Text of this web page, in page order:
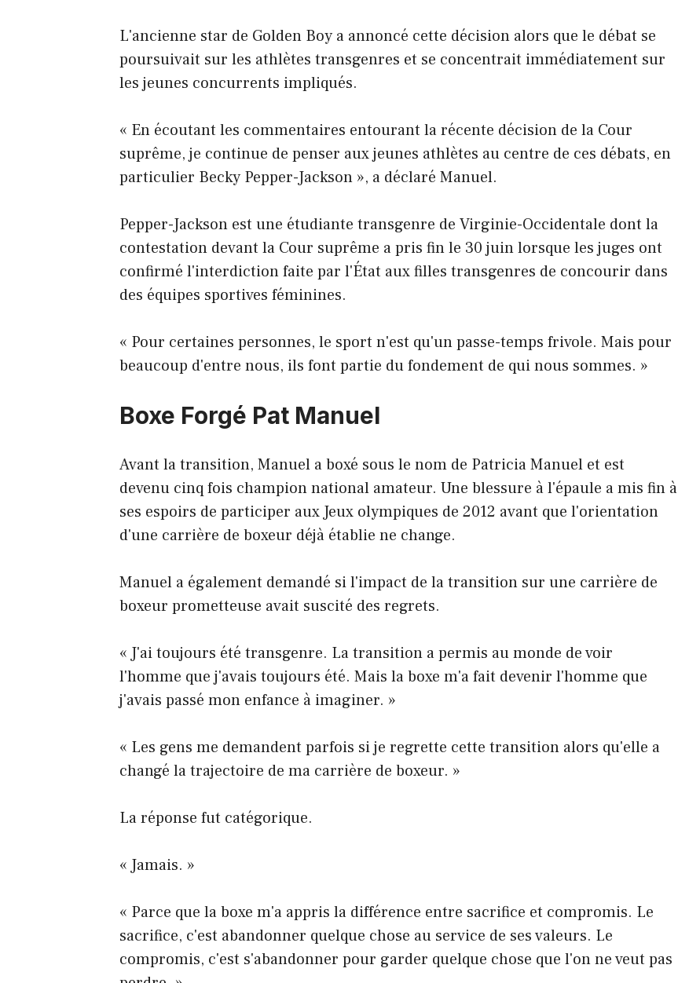
L'ancienne star de Golden Boy a annoncé cette décision alors que le débat se
poursuivait sur les athlètes transgenres et se concentrait immédiatement sur
les jeunes concurrents impliqués.
« En écoutant les commentaires entourant la récente décision de la Cour
suprême, je continue de penser aux jeunes athlètes au centre de ces débats, en
particulier Becky Pepper-Jackson », a déclaré Manuel.
Pepper-Jackson est une étudiante transgenre de Virginie-Occidentale dont la
contestation devant la Cour suprême a pris fin le 30 juin lorsque les juges ont
confirmé l'interdiction faite par l'État aux filles transgenres de concourir dans
des équipes sportives féminines.
« Pour certaines personnes, le sport n'est qu'un passe-temps frivole. Mais pour
beaucoup d'entre nous, ils font partie du fondement de qui nous sommes. »
Boxe Forgé Pat Manuel
Avant la transition, Manuel a boxé sous le nom de Patricia Manuel et est
devenu cinq fois champion national amateur. Une blessure à l'épaule a mis fin à
ses espoirs de participer aux Jeux olympiques de 2012 avant que l'orientation
d'une carrière de boxeur déjà établie ne change.
Manuel a également demandé si l'impact de la transition sur une carrière de
boxeur prometteuse avait suscité des regrets.
« J'ai toujours été transgenre. La transition a permis au monde de voir
l'homme que j'avais toujours été. Mais la boxe m'a fait devenir l'homme que
j'avais passé mon enfance à imaginer. »
« Les gens me demandent parfois si je regrette cette transition alors qu'elle a
changé la trajectoire de ma carrière de boxeur. »
La réponse fut catégorique.
« Jamais. »
« Parce que la boxe m'a appris la différence entre sacrifice et compromis. Le
sacrifice, c'est abandonner quelque chose au service de ses valeurs. Le
compromis, c'est s'abandonner pour garder quelque chose que l'on ne veut pas